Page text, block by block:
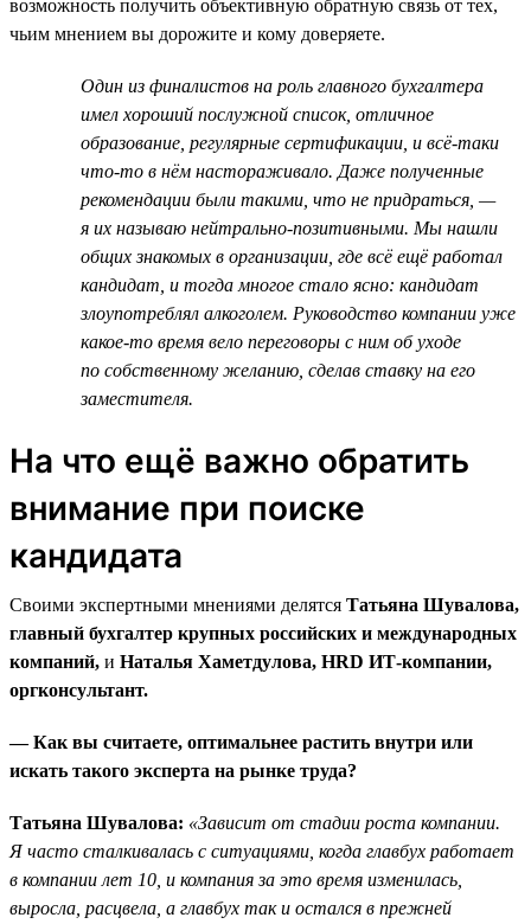
возможность получить объективную обратную связь от тех,
чьим мнением вы дорожите и кому доверяете.
Один из финалистов на роль главного бухгалтера
имел хороший послужной список, отличное
образование, регулярные сертификации, и всё-таки
что-то в нём настораживало. Даже полученные
рекомендации были такими, что не придраться, —
я их называю нейтрально-позитивными. Мы нашли
общих знакомых в организации, где всё ещё работал
кандидат, и тогда многое стало ясно: кандидат
злоупотреблял алкоголем. Руководство компании уже
какое-то время вело переговоры с ним об уходе
по собственному желанию, сделав ставку на его
заместителя.
На что ещё важно обратить
внимание при поиске
кандидата
Своими экспертными мнениями делятся Татьяна Шувалова,
главный бухгалтер крупных российских и международных
компаний, и Наталья Хаметдулова, HRD ИТ-компании,
оргконсультант.
— Как вы считаете, оптимальнее растить внутри или
искать такого эксперта на рынке труда?
Татьяна Шувалова: «Зависит от стадии роста компании.
Я часто сталкивалась с ситуациями, когда главбух работает
в компании лет 10, и компания за это время изменилась,
выросла, расцвела, а главбух так и остался в прежней